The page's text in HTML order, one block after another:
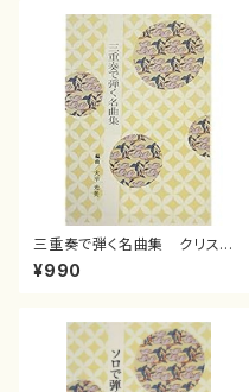
三重奏で弾く名曲集 クリスマ
スメドレー( 箏2/大平光美 編
曲/楽譜）
¥990